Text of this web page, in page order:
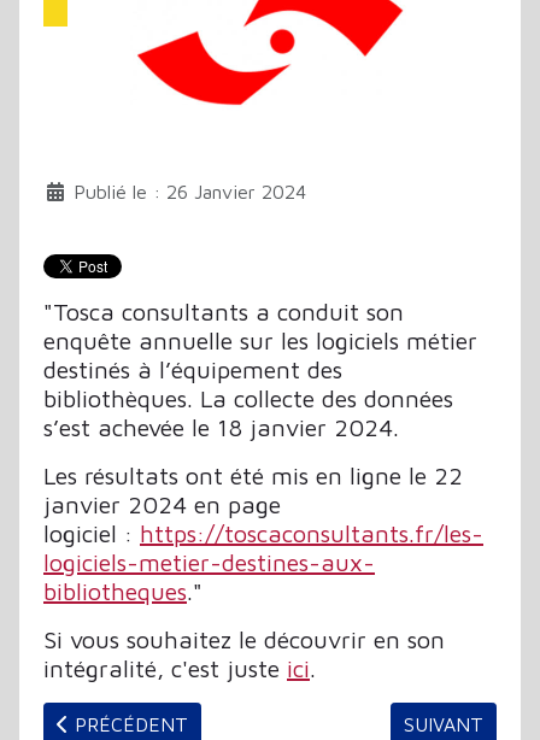
Publié le : 26 Janvier 2024
"Tosca consultants a conduit son
enquête annuelle sur les logiciels métier
destinés à l’équipement des
bibliothèques. La collecte des données
s’est achevée le 18 janvier 2024.
Les résultats ont été mis en ligne le 22
janvier 2024 en page
logiciel : https://toscaconsultants.fr/les-
logiciels-metier-destines-aux-
bibliotheques."
Si vous souhaitez le découvrir en son
intégralité, c'est juste ici.
ARTICLE PRÉCÉDENT : SENTOBIB - ENQUÊTE
PRÉCÉDENT ARTICLE
SUIVANT